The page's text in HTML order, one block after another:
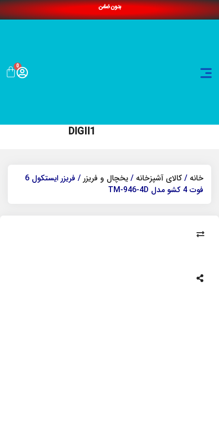
بدون ضامن
0
DIGII1
خانه / کالای آشپزخانه / یخچال و فریزر
/ فریزر ایستکول 6
فوت 4 کشو مدل TM-946-4D